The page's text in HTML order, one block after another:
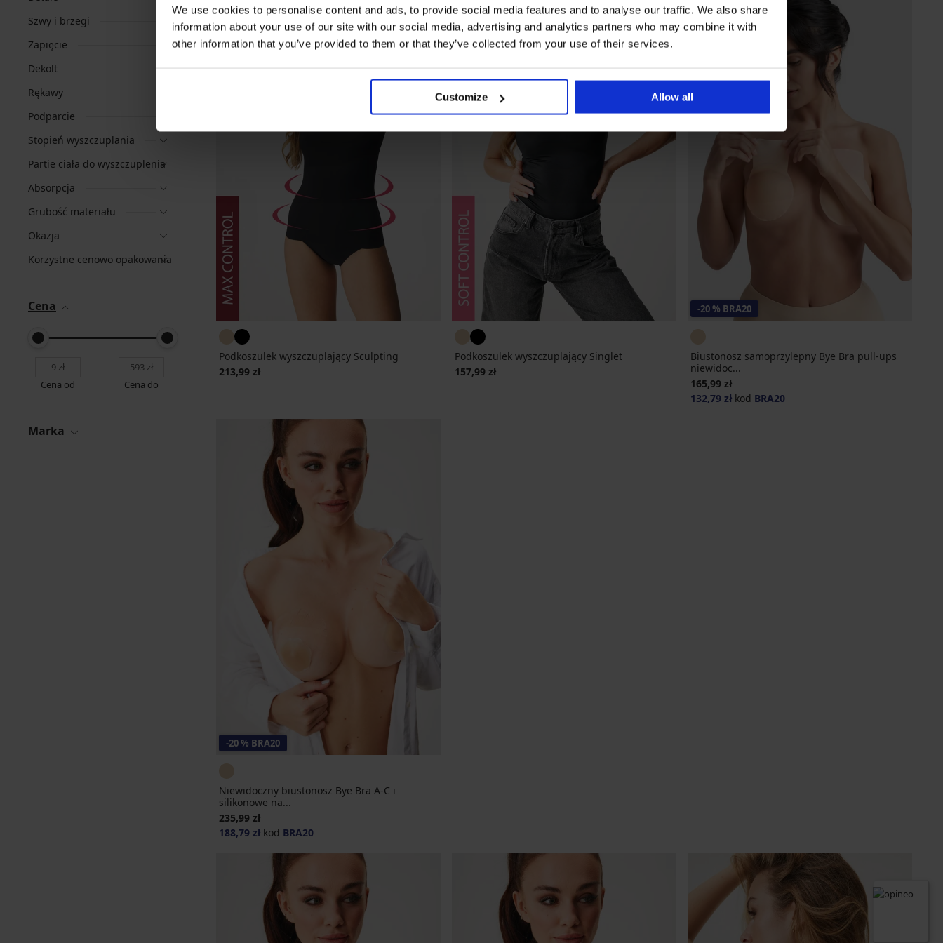
We use cookies to personalise content and ads, to provide social media features and to analyse our traffic. We also share
information about your use of our site with our social media, advertising and analytics partners who may combine it with
other information that you’ve provided to them or that they’ve collected from your use of their services.
Customize Allow all
Szwy i brzegi
Zapięcie
Dekolt
Rękawy
Podparcie
Stopień wyszczuplania
Partie ciała do wyszczuplenia
Absorpcja
Grubość materiału
Okazja
Korzystne cenowo opakowania
Cena
Cena od Cena do
Marka
Podkoszulek wyszczuplający Sculpting
213,99 zł
Podkoszulek wyszczuplający Singlet
157,99 zł
-20 % BRA20
Biustonosz samoprzylepny Bye Bra pull-ups
niewidoc...
165,99 zł
132,79 złkod BRA20
-20 % BRA20
Niewidoczny biustonosz Bye Bra A-C i
silikonowe na...
235,99 zł
188,79 zł kod BRA20